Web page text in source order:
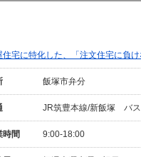
住宅に特化した、「注文住宅に負
飯塚市弁分
JR筑豊本線/新飯塚 バ
時間 9:00-18:00